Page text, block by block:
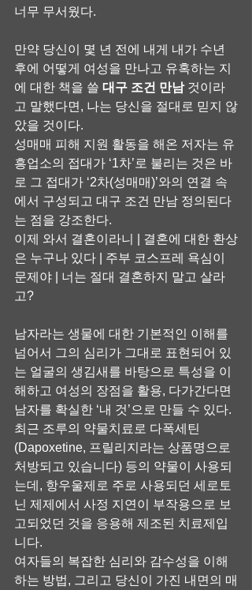
너무 무서웠다.
만약 당신이 몇 년 전에 내게 내가 수년
후에 어떻게 여성을 만나고 유혹하는 지
에 대한 책을 쓸 대구 조건 만남 것이라
고 말했다면, 나는 당신을 절대로 믿지 않
았을 것이다.
성매매 피해 지원 활동을 해온 저자는 유
흥업소의 접대가 ‘1차’로 불리는 것은 바
로 그 접대가 ‘2차(성매매)’와의 연결 속
에서 구성되고 대구 조건 만남 정의된다
는 점을 강조한다.
이제 와서 결혼이라니 | 결혼에 대한 환상
은 누구나 있다 | 주부 코스프레 욕심이
문제야 | 너는 절대 결혼하지 말고 살라
고?
남자라는 생물에 대한 기본적인 이해를
넘어서 그의 심리가 그대로 표현되어 있
는 얼굴의 생김새를 바탕으로 특성을 이
해하고 여성의 장점을 활용, 다가간다면
남자를 확실한 ‘내 것’으로 만들 수 있다.
최근 조루의 약물치료로 다폭세틴
(Dapoxetine, 프릴리지라는 상품명으로
처방되고 있습니다) 등의 약물이 사용되
는데, 항우울제로 주로 사용되던 세로토
닌 제제에서 사정 지연이 부작용으로 보
고되었던 것을 응용해 제조된 치료제입
니다.
여자들의 복잡한 심리와 감수성을 이해
하는 방법, 그리고 당신이 가진 내면의 매